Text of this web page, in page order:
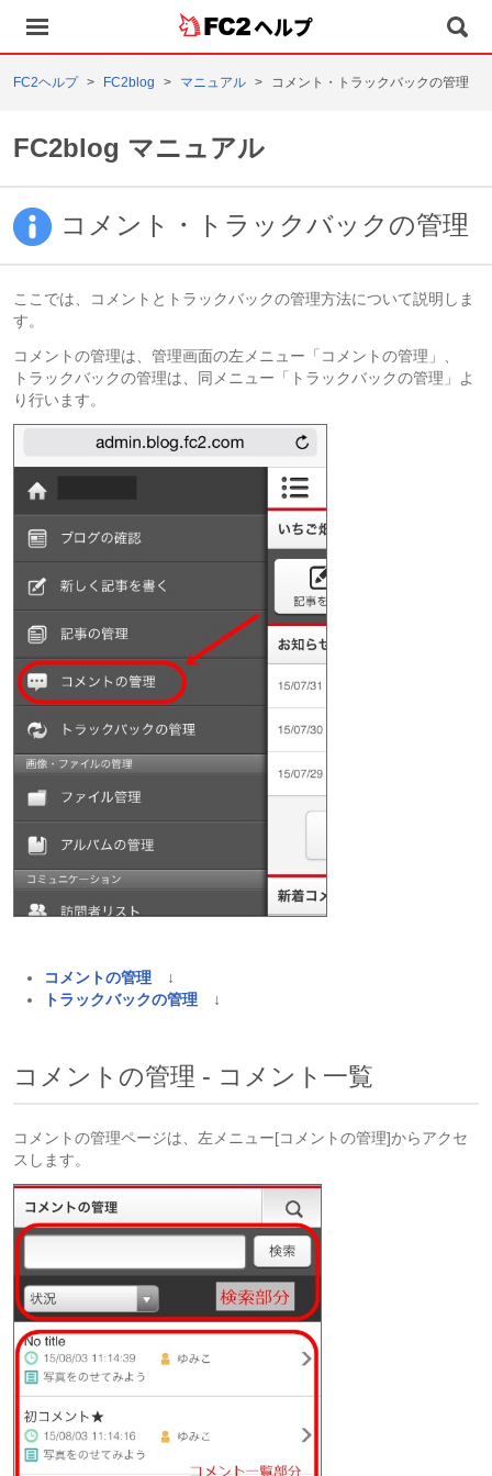
ヘルプ
FC2ヘルプ FC2blog マニュアル コメント・トラックバックの管理
FC2blog マニュアル
コメント・トラックバックの管理
ここでは、コメントとトラックバックの管理方法について説明しま
す。
コメントの管理は、管理画面の左メニュー「コメントの管理」、
トラックバックの管理は、同メニュー「トラックバックの管理」よ
り行います。
コメントの管理 ↓
トラックバックの管理 ↓
コメントの管理 - コメント一覧
コメントの管理ページは、左メニュー[コメントの管理]からアクセ
スします。